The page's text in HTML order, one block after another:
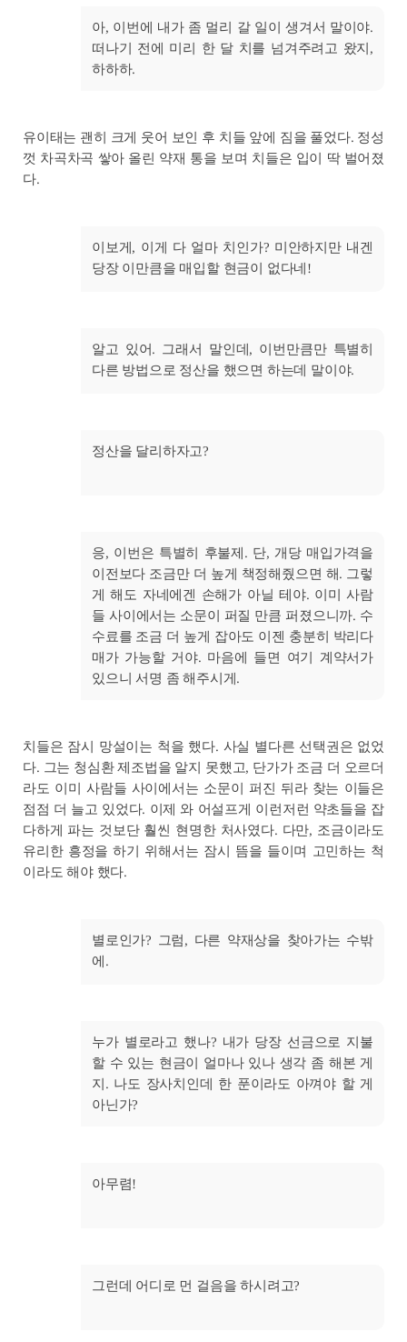
아, 이번에 내가 좀 멀리 갈 일이 생겨서 말이야.
떠나기 전에 미리 한 달 치를 넘겨주려고 왔지,
하하하.
유이태는 괜히 크게 웃어 보인 후 치들 앞에 짐을 풀었다. 정성
껏 차곡차곡 쌓아 올린 약재 통을 보며 치들은 입이 딱 벌어졌
다.
이보게, 이게 다 얼마 치인가? 미안하지만 내겐
당장 이만큼을 매입할 현금이 없다네!
알고 있어. 그래서 말인데, 이번만큼만 특별히
다른 방법으로 정산을 했으면 하는데 말이야.
정산을 달리하자고?
응, 이번은 특별히 후불제. 단, 개당 매입가격을
이전보다 조금만 더 높게 책정해줬으면 해. 그렇
게 해도 자네에겐 손해가 아닐 테야. 이미 사람
들 사이에서는 소문이 퍼질 만큼 퍼졌으니까. 수
수료를 조금 더 높게 잡아도 이젠 충분히 박리다
매가 가능할 거야. 마음에 들면 여기 계약서가
있으니 서명 좀 해주시게.
치들은 잠시 망설이는 척을 했다. 사실 별다른 선택권은 없었
다. 그는 청심환 제조법을 알지 못했고, 단가가 조금 더 오르더
라도 이미 사람들 사이에서는 소문이 퍼진 뒤라 찾는 이들은
점점 더 늘고 있었다. 이제 와 어설프게 이런저런 약초들을 잡
다하게 파는 것보단 훨씬 현명한 처사였다. 다만, 조금이라도
유리한 흥정을 하기 위해서는 잠시 뜸을 들이며 고민하는 척
이라도 해야 했다.
별로인가? 그럼, 다른 약재상을 찾아가는 수밖
에.
누가 별로라고 했나? 내가 당장 선금으로 지불
할 수 있는 현금이 얼마나 있나 생각 좀 해본 게
지. 나도 장사치인데 한 푼이라도 아껴야 할 게
아닌가?
아무렴!
그런데 어디로 먼 걸음을 하시려고?